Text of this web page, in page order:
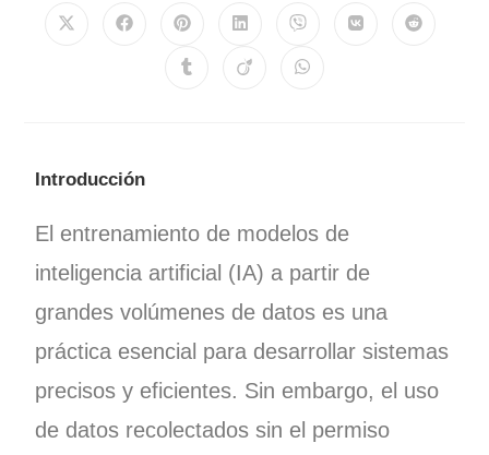
Introducción
El entrenamiento de modelos de
inteligencia artificial (IA) a partir de
grandes volúmenes de datos es una
práctica esencial para desarrollar sistemas
precisos y eficientes. Sin embargo, el uso
de datos recolectados sin el permiso